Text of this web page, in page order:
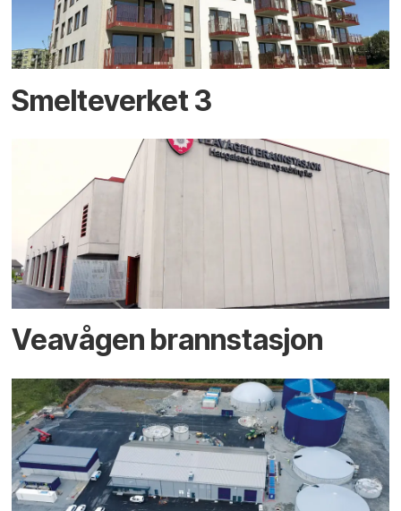
Smelteverket 3
Veavågen brannstasjon